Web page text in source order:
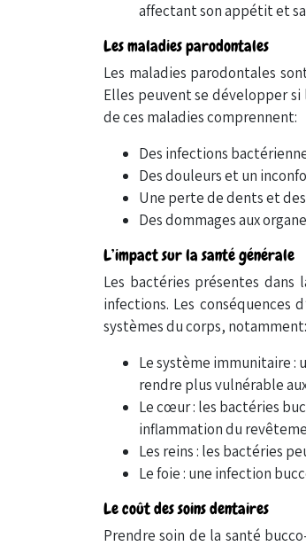
affectant son appétit et
Les maladies parodontales
Les maladies parodontales
Elles peuvent se développer
de ces maladies comprennent:
Des infections
Des douleurs et un
Une perte de dents et
Des dommages aux
L’impact sur la santé générale
Les bactéries présentes
infections. Les conséquences
systèmes du corps, notamment:
Le système immunitaire
rendre plus vulnérable
Le cœur : les bactéries
inflammation du
Les reins : les bactéries
Le foie : une infection
Le coût des soins dentaires
Prendre soin de la santé